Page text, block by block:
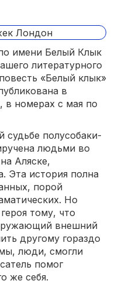
имени Белый Клык
литературного
«Белый клык»
в
в номерах с мая по
судьбе полусобаки-
людьми во
Аляске,
Эта история полна
порой
Но
тому, что
внешний
другому гораздо
люди, смогли
помог
же себя.